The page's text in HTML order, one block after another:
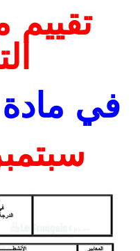
في مادة
سبتمبر